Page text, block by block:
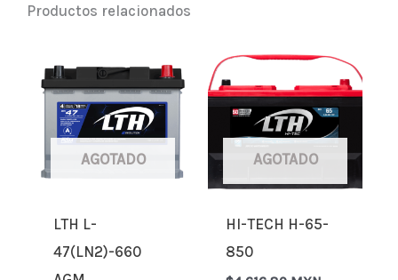
Productos relacionados
AGOTADO
LTH L-
47(LN2)-660
AGOTADO
HI-TECH H-65-
850